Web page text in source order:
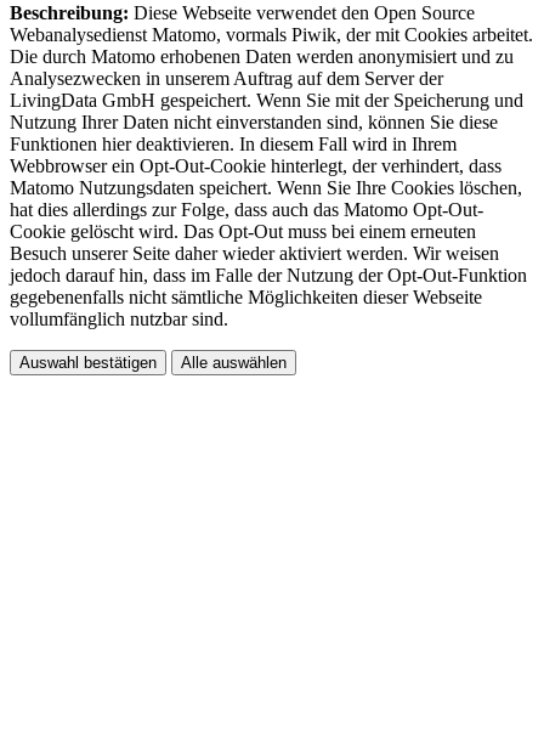
Beschreibung: Diese Webseite verwendet den Open Source
Webanalysedienst Matomo, vormals Piwik, der mit Cookies arbeitet.
Die durch Matomo erhobenen Daten werden anonymisiert und zu
Analysezwecken in unserem Auftrag auf dem Server der
LivingData GmbH gespeichert. Wenn Sie mit der Speicherung und
Nutzung Ihrer Daten nicht einverstanden sind, können Sie diese
Funktionen hier deaktivieren. In diesem Fall wird in Ihrem
Webbrowser ein Opt-Out-Cookie hinterlegt, der verhindert, dass
Matomo Nutzungsdaten speichert. Wenn Sie Ihre Cookies löschen,
hat dies allerdings zur Folge, dass auch das Matomo Opt-Out-
Cookie gelöscht wird. Das Opt-Out muss bei einem erneuten
Besuch unserer Seite daher wieder aktiviert werden. Wir weisen
jedoch darauf hin, dass im Falle der Nutzung der Opt-Out-Funktion
gegebenenfalls nicht sämtliche Möglichkeiten dieser Webseite
vollumfänglich nutzbar sind.
Auswahl bestätigen Alle auswählen